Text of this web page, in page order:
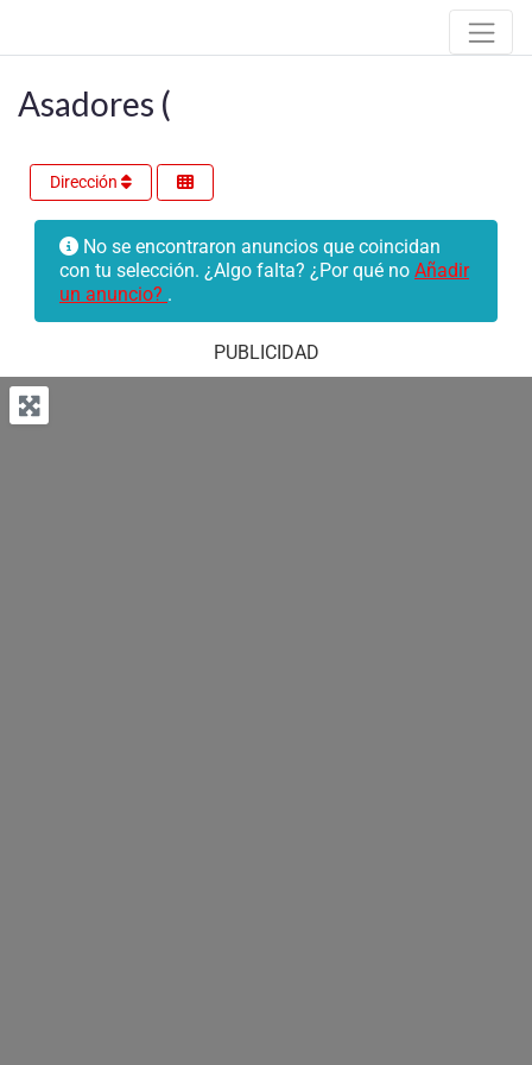
Asadores (
Dirección
No se encontraron anuncios que coincidan
con tu selección. ¿Algo falta? ¿Por qué no Añadir
un anuncio? .
PUBLICIDAD